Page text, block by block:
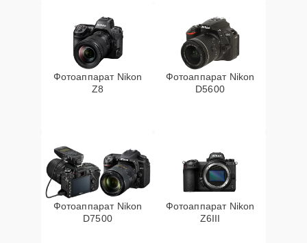
Фотоаппарат Nikon
Z8
Фотоаппарат Nikon
D5600
Фотоаппарат Nikon
D7500
Фотоаппарат Nikon
Z6III